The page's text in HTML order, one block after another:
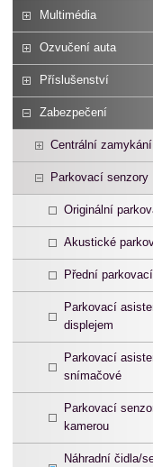
Multimédia
Ozvučení auta
Příslušenství
Zabezpečení
Centrální zamykání
Parkovací senzory
Originální
Akustické
Přední
Parkovací
displejem
Parkovací
snímačové
Parkovací
kamerou
Náhradní čidla/